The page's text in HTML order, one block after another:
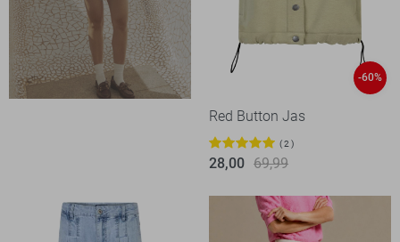
-60%
Red Button Jas
2
28,00 69,99